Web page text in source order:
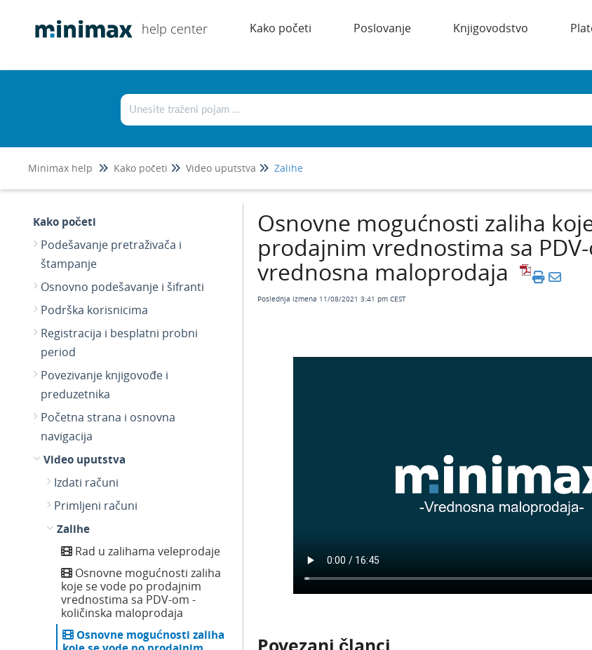
help center Kako početi Poslovanje Knjigovodstvo
Minimax help Kako početi Video uputstva Zalihe
Kako početi
Podešavanje pretraživača i
štampanje
Osnovno podešavanje i šifranti
Podrška korisnicima
Registracija i besplatni probni
period
Povezivanje knjigovođe i
preduzetnika
Početna strana i osnovna
navigacija
Video uputstva
Izdati računi
Primljeni računi
Zalihe
Rad u zalihama veleprodaje
Osnovne mogućnosti zaliha
koje se vode po prodajnim
vrednostima sa PDV-om -
količinska maloprodaja
Osnovne mogućnosti zaliha
Osnovne mogućnosti zaliha
prodajnim vrednostima sa
vrednosna maloprodaja
Poslednja izmena 11/08/2021 3:41 pm CEST